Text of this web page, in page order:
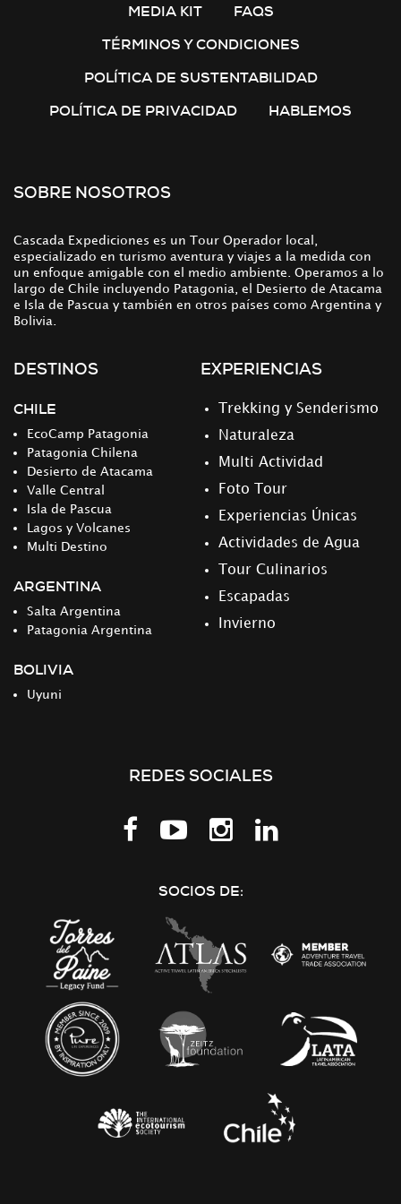
MEDIA KIT
FAQS
TÉRMINOS Y CONDICIONES
POLÍTICA DE SUSTENTABILIDAD
POLÍTICA DE PRIVACIDAD
HABLEMOS
SOBRE NOSOTROS
Cascada Expediciones es un Tour Operador local,
especializado en turismo aventura y viajes a la medida con
un enfoque amigable con el medio ambiente. Operamos a lo
largo de Chile incluyendo Patagonia, el Desierto de Atacama
e Isla de Pascua y también en otros países como Argentina y
Bolivia.
DESTINOS
CHILE
EcoCamp Patagonia
Patagonia Chilena
Desierto de Atacama
Valle Central
Isla de Pascua
Lagos y Volcanes
Multi Destino
ARGENTINA
Salta Argentina
Patagonia Argentina
BOLIVIA
Uyuni
EXPERIENCIAS
Trekking y Senderismo
Naturaleza
Multi Actividad
Foto Tour
Experiencias Únicas
Actividades de Agua
Tour Culinarios
Escapadas
Invierno
REDES SOCIALES
Síguenos
SOCIOS DE: